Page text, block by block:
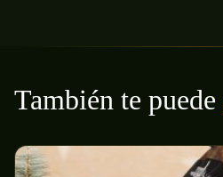
También te puede